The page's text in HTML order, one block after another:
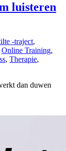
luisteren
-traject,
Online Training,
, Therapie,
dan duwen